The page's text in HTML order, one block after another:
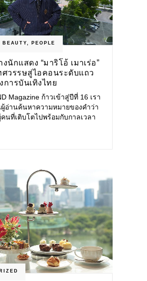
BEAUTY, PEOPLE
นักแสดง “มาริโอ้ เมาเร่อ”
ศวรรษสู่ไอคอนระดับแถว
การบันเทิงไทย
Magazine ก้าวเข้าสู่ปีที่ 16 เรา
อ่านค้นหาความหมายของคำว่า
นที่เติบโตไปพร้อมกับกาลเวลา
เร่อ